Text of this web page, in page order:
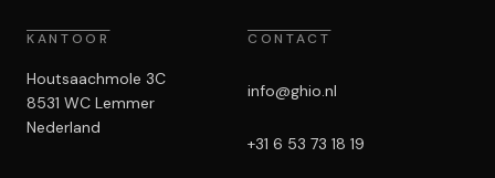
KANTOOR
Houtsaachmole 3C
8531 WC Lemmer
Nederland
CONTACT
info@ghio.nl
+31 6 53 73 18 19